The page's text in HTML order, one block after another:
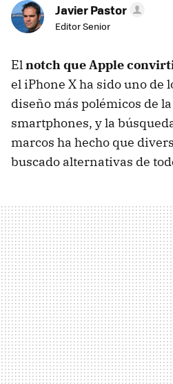
Javier Pastor
Editor Senior
Elnotch que Apple
el iPhone X ha sido uno de
diseño más polémicos de
smartphones, y la
marcos ha hecho que
buscado alternativas de